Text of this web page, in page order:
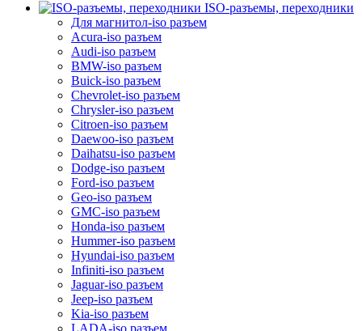
ISO-разъемы, переходники
Для магнитол-iso разъем
Acura-iso разъем
Audi-iso разъем
BMW-iso разъем
Buick-iso разъем
Chevrolet-iso разъем
Chrysler-iso разъем
Citroen-iso разъем
Daewoo-iso разъем
Daihatsu-iso разъем
Dodge-iso разъем
Ford-iso разъем
Geo-iso разъем
GMC-iso разъем
Honda-iso разъем
Hummer-iso разъем
Hyundai-iso разъем
Infiniti-iso разъем
Jaguar-iso разъем
Jeep-iso разъем
Kia-iso разъем
LADA-iso разъем